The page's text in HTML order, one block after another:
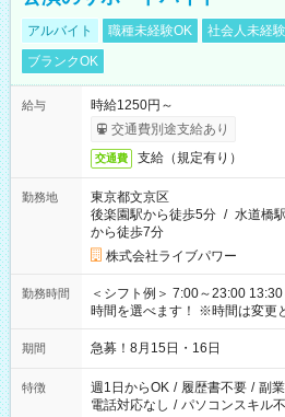
アルバイト 職種未経験OK 社会人未経
ブランクOK
給与
時給1250円～
交通費別途支給あり
交通費 支給（規定有り）
勤務地
東京都文京区
後楽園駅から徒歩5分 / 水道橋
から徒歩7分
株式会社ライブパワー
勤務時間
＜シフト例＞ 7:00～23:00 13:30～22:00 上記の時
時間を選べます！ ※時間は変更
期間 急募！8月15日・16日
特徴 週1日からOK / 履歴書不要 / 副
電話対応なし / パソコンスキル